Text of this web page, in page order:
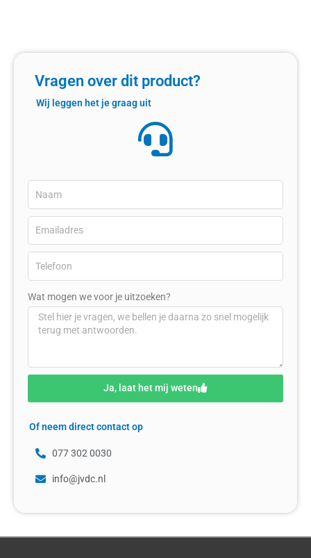
Vragen over dit product?
Wij leggen het je graag uit
Wat mogen we voor je uitzoeken?
Ja, laat het mij weten
Of neem direct contact op
077 302 0030
info@jvdc.nl